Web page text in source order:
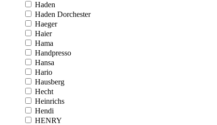
Haden
Haden Dorchester
Haeger
Haier
Hama
Handpresso
Hansa
Hario
Hausberg
Hecht
Heinrichs
Hendi
HENRY